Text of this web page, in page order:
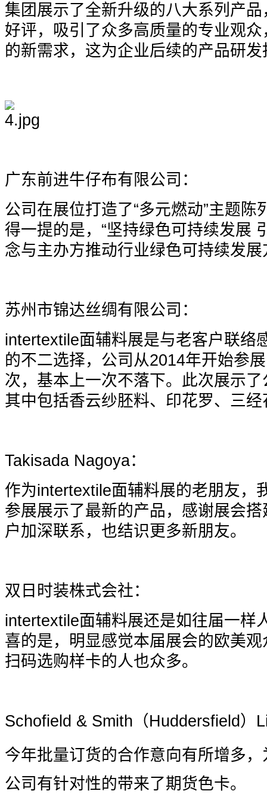
集团展示了全新升级的八大系列产
好评，吸引了众多高质量的专业观
的新需求，这为企业后续的产品研
广东前进牛仔布有限公司：
公司在展位打造了“多元燃动”主题
得一提的是，“坚持绿色可持续发展
念与主办方推动行业绿色可持续发
苏州市锦达丝绸有限公司：
intertextile面辅料展是与老客户联络
的不二选择，公司从2014年开始参
次，基本上一次不落下。此次展示
其中包括香云纱胚料、印花罗、三
Takisada Nagoya：
作为intertextile面辅料展的老朋友，
参展展示了最新的产品，感谢展会
户加深联系，也结识更多新朋友。
双日时装株式会社：
intertextile面辅料展还是如往届一样
喜的是，明显感觉本届展会的欧美
扫码选购样卡的人也众多。
Schofield & Smith （Huddersfield）
今年批量订货的合作意向有所增多
公司有针对性的带来了期货色卡。